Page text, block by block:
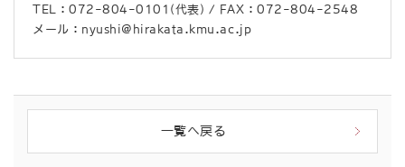
TEL：072-804-0101(代表) / FAX：072-804-2548
メール：nyushi@hirakata.kmu.ac.jp
一覧へ戻る